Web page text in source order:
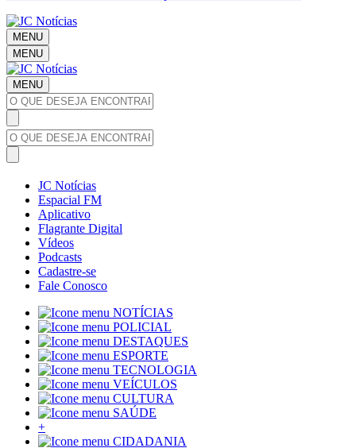
MENU
MENU
MENU
JC Notícias
Espacial FM
Aplicativo
Flagrante Digital
Vídeos
Podcasts
Cadastre-se
Fale Conosco
NOTÍCIAS
POLICIAL
DESTAQUES
ESPORTE
TECNOLOGIA
VEÍCULOS
CULTURA
SAÚDE
+
CIDADANIA